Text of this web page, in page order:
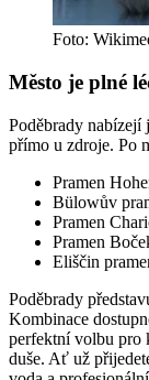
Foto:
Město je plné
Poděbrady nabízejí
přímo u zdroje. Po
Pramen
Bülowův
Pramen
Pramen
Eliščin
Poděbrady
Kombinace
perfektní volbu pro
duše. Ať už